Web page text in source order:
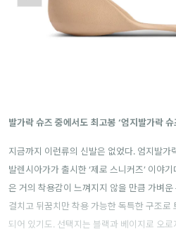
발가락 슈즈 중에서도 최고봉 ‘엄지발가락 슈
지금까지 이런류의 신발은 없었다. 엄지발
발렌시아가가 출시한 ‘제로 스니커즈’ 이야
은 거의 착용감이 느껴지지 않을 만큼 가벼
걸치고 뒤꿈치만 착용 가능한 독특한 구조로
되어 있기도. 선택지는 블랙과 베이지로 오